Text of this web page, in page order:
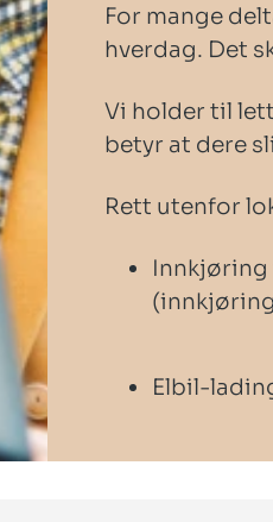
For mange
hverdag. Det
Vi holder til
betyr at dere
Rett utenfor
Innkjøring
Elbil-